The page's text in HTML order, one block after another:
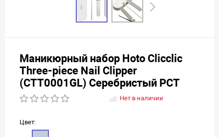
Маникюрный набор Hoto Clicclic
Three-piece Nail Clipper
(CTT0001GL) Серебристый РСТ
Нет в наличии
Цвет: